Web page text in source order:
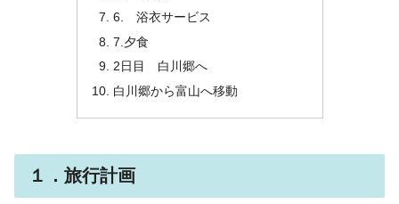
6. 浴衣サービス
7.夕食
2日目 白川郷へ
白川郷から富山へ移動
１．旅行計画